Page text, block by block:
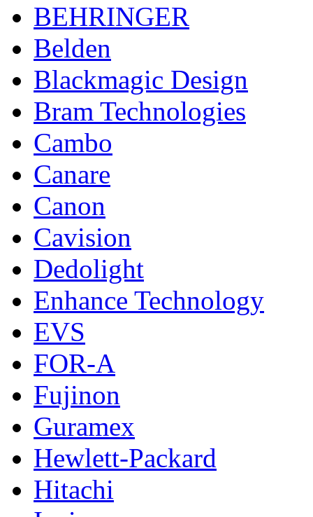
BEHRINGER
Belden
Blackmagic Design
Bram Technologies
Cambo
Canare
Canon
Cavision
Dedolight
Enhance Technology
EVS
FOR-A
Fujinon
Guramex
Hewlett-Packard
Hitachi